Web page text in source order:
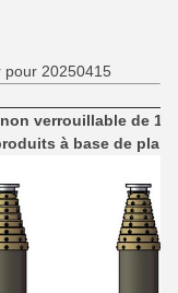
pour 20250415
verrouillable de 12
à base de